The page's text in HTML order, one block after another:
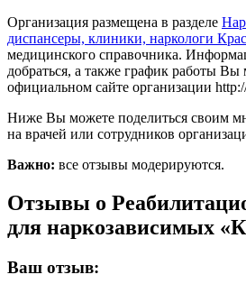
Организация размещена в разделе
диспансеры, клиники, наркологи
медицинского справочника.
добраться, а также график работы Вы
официальном сайте организации
Ниже Вы можете поделиться своим
на врачей или сотрудников
Важно: все отзывы модерируются.
Отзывы о
для наркозависимых
Ваш отзыв: